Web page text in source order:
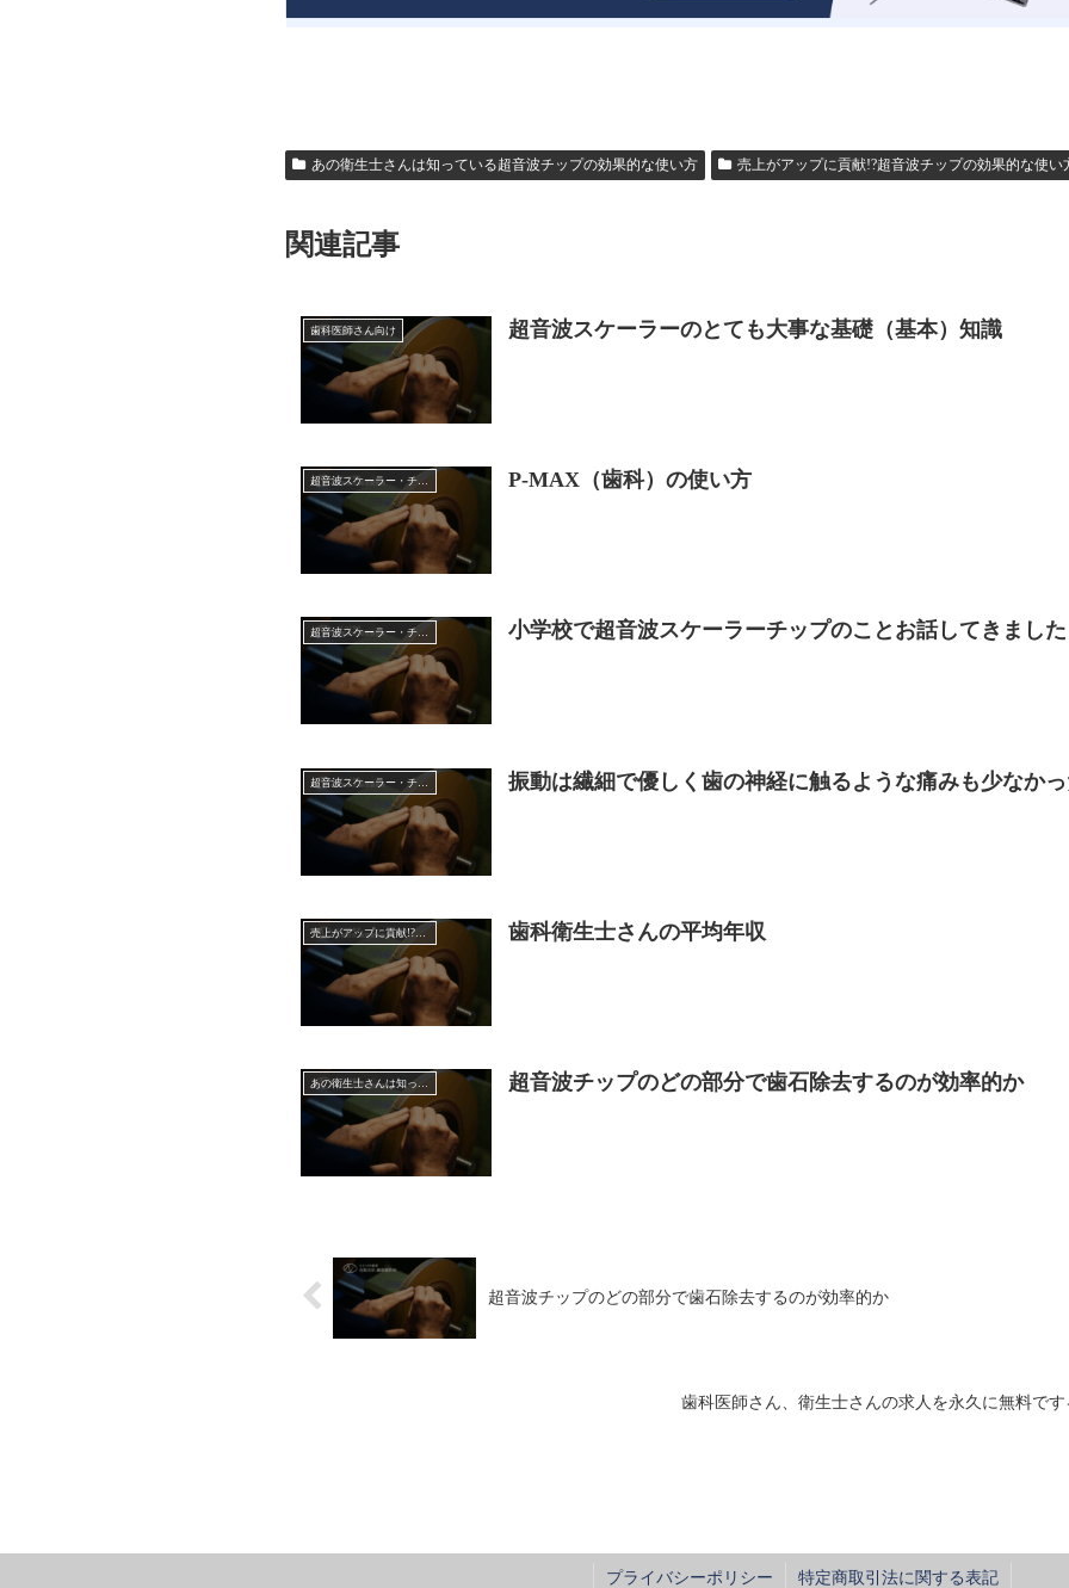
あの衛生士さんは知っている超音波チップの効果的な使い方 売上がアップに貢献!?超音波チップの効果的な使い
関連記事
歯科医師さん向け 超音波スケーラーのとても大事な基礎（基本）知識
超音波スケーラー・チップ P-MAX（歯科）の使い方
小学校で超音波スケーラーチップのことお話してきました
振動は繊細で優しく歯の神経に触るような痛みも少なか
歯科衛生士さんの平均年収
あの衛生士さんは知っている超音波チップの効果的な使い方 超音波チップのどの部分で歯石除去するのが効率的か
超音波チップのどの部分で歯石除去するのが効率的か
歯科医師さん、衛生士さんの求人を永久に無料で
プライバシーポリシー 特定商取引法に関する表記